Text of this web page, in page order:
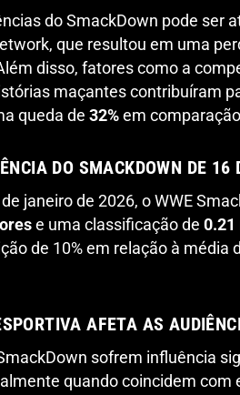
do SmackDown pode ser
que resultou em uma
disso, fatores como a
maçantes contribuíram
queda de 32% em
DO SMACKDOWN DE 16
janeiro de 2026, o WWE
e uma classificação de 0.21
de 10% em relação à média
AFETA AS
sofrem influência
quando coincidem com